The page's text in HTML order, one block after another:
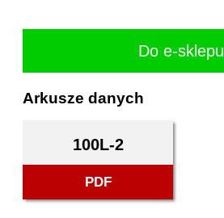
Do e-sklepu
Arkusze danych
100L-2
PDF